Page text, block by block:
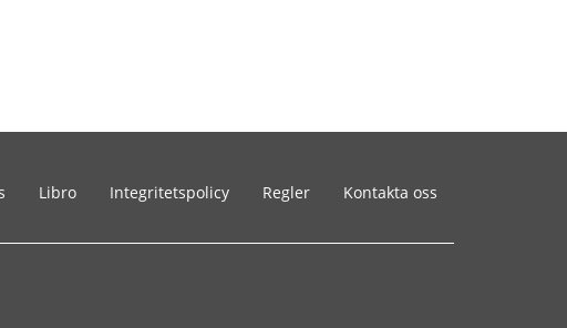
Libro Integritetspolicy Regler Kontakta oss